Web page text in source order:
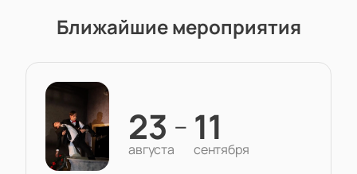
Ближайшие мероприятия
23
августа
— 11
сентября